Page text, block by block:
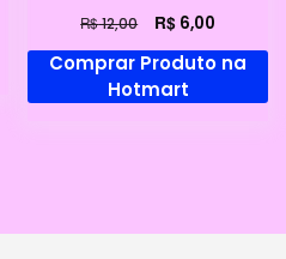
R$12,00
preço
original
era:
R$ 6,00
preço
atual
Comprar Produto na
Hotmart